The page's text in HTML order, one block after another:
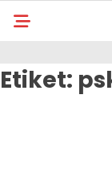
Etiket: